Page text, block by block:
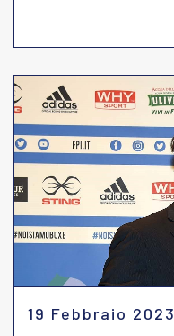
19 Febbraio 2023